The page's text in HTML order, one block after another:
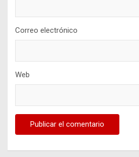
Correo electrónico
Web